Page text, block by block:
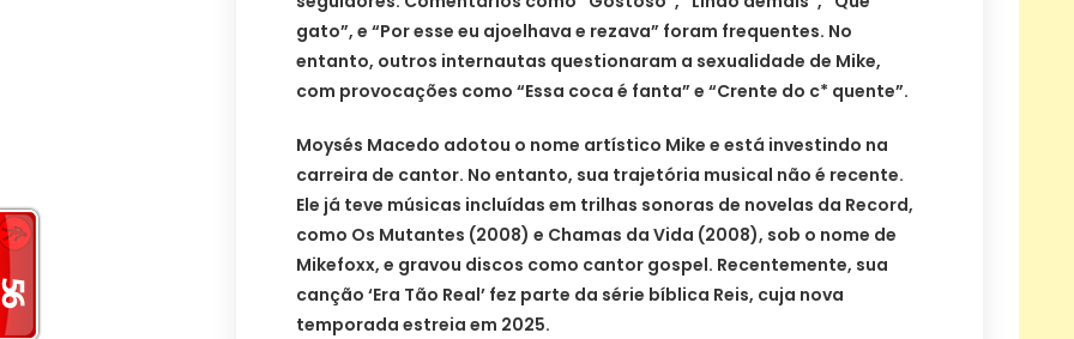
gato”, e “Por esse eu ajoelhava e rezava” foram frequentes. No
entanto, outros internautas questionaram a sexualidade de Mike,
com provocações como “Essa coca é fanta” e “Crente do c* quente”.
Moysés Macedo adotou o nome artístico Mike e está investindo na
carreira de cantor. No entanto, sua trajetória musical não é recente.
Ele já teve músicas incluídas em trilhas sonoras de novelas da Record,
como Os Mutantes (2008) e Chamas da Vida (2008), sob o nome de
Mikefoxx, e gravou discos como cantor gospel. Recentemente, sua
canção ‘Era Tão Real’ fez parte da série bíblica Reis, cuja nova
temporada estreia em 2025.